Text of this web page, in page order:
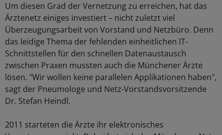
Um diesen Grad der Vernetzung zu erreichen, hat das
Ärztenetz einiges investiert – nicht zuletzt viel
Überzeugungsarbeit von Vorstand und Netzbüro. Denn
das leidige Thema der fehlenden einheitlichen IT-
Schnittstellen für den schnellen Datenaustausch
zwischen Praxen mussten auch die Münchener Ärzte
lösen. "Wir wollen keine parallelen Applikationen haben",
sagt der Pneumologe und Netz-Vorstandsvorsitzende
Dr. Stefan Heindl.
2011 starteten die Ärzte ihr elektronisches